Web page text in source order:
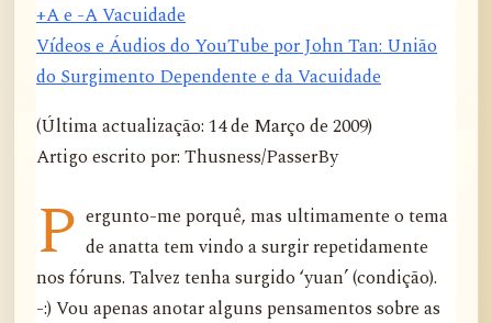
+A e -A Vacuidade
Vídeos e Áudios do YouTube por John Tan: União
do Surgimento Dependente e da Vacuidade
(Última actualização: 14 de Março de 2009)
Artigo escrito por: Thusness/PasserBy
P ergunto-me porquê, mas ultimamente o tema
de anatta tem vindo a surgir repetidamente
nos fóruns. Talvez tenha surgido ‘yuan’ (condição).
-:) Vou apenas anotar alguns pensamentos sobre as